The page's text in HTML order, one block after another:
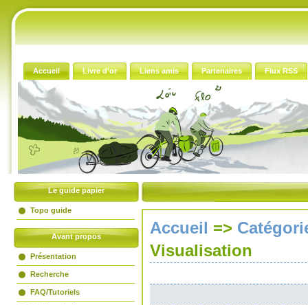
Accueil Livre d'or Liens amis Partenaires Flux RSS
Le guide papier
Topo guide
Avant propos
Présentation
Recherche
FAQ/Tutoriels
Accueil =>
Visualisation